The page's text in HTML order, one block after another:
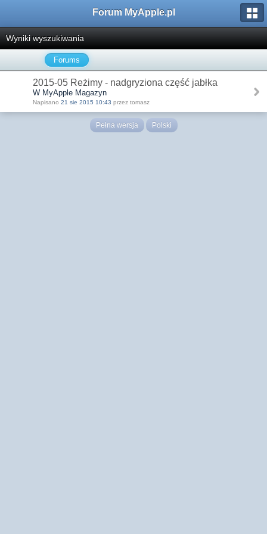
Forum MyApple.pl
Wyniki wyszukiwania
Forums
2015-05 Reżimy - nadgryziona część jabłka
W MyApple Magazyn
Napisano 21 sie 2015 10:43 przez tomasz
Pełna wersja Polski